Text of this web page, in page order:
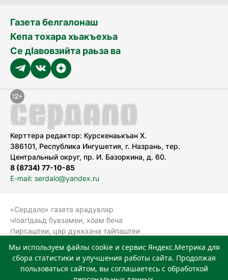
Газета белгалонаш
Кепа тохара хьакъехьа
Се дӀавовзийта раьза ва
Керттера редактор: Курскенаькъан Х.
386101, Республика Ингушетия, г. Назрань, тер.
Центральный округ, пр. И. Базоркина, д. 60.
8 (8734) 77-10-85
E-mail: serdalo@yandex.ru
«Сердало» газета арадувлар
чIоагIдаьд бувзамеи, хоам беча
гIирсаштеи, цар дуккхача тайпаштеи
болхлоша (Роскомнадзор).
Реестровая запись СМИ: ЭЛ № ФС 77-
78323 от 15.05.2020 г. Учредитель:
Мы используем файлы cookie и сервис Яндекс.Метрика для
сбора статистики и улучшения работы сайта. Продолжая
пользоваться сайтом, вы соглашаетесь с обработкой